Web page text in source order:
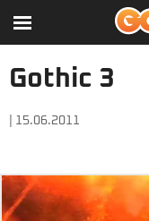
Gothic 3
| 15.06.2011